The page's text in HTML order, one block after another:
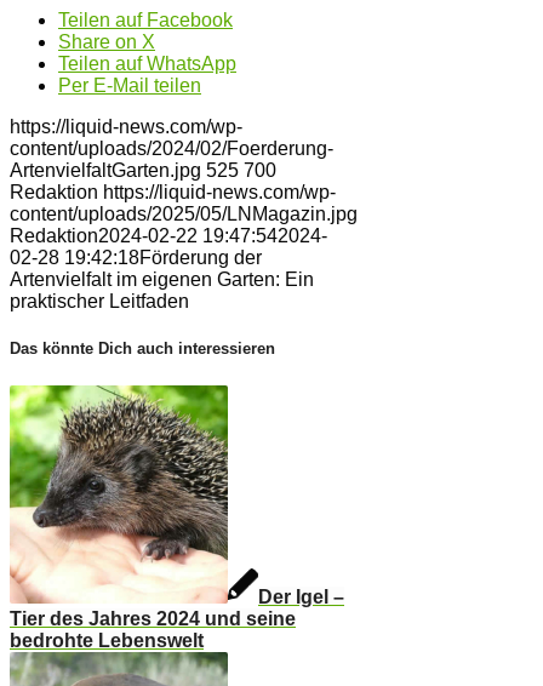
Teilen auf Facebook
Share on X
Teilen auf WhatsApp
Per E-Mail teilen
https://liquid-news.com/wp-
content/uploads/2024/02/Foerderung-
ArtenvielfaltGarten.jpg 525 700
Redaktion https://liquid-news.com/wp-
content/uploads/2025/05/LNMagazin.jpg
Redaktion2024-02-22 19:47:542024-
02-28 19:42:18Förderung der
Artenvielfalt im eigenen Garten: Ein
praktischer Leitfaden
Das könnte Dich auch interessieren
Der Igel –
Tier des Jahres 2024 und seine
bedrohte Lebenswelt